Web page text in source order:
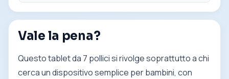
Vale la pena?
Questo tablet da 7 pollici si rivolge soprattutto a chi
cerca un dispositivo semplice per bambini, con